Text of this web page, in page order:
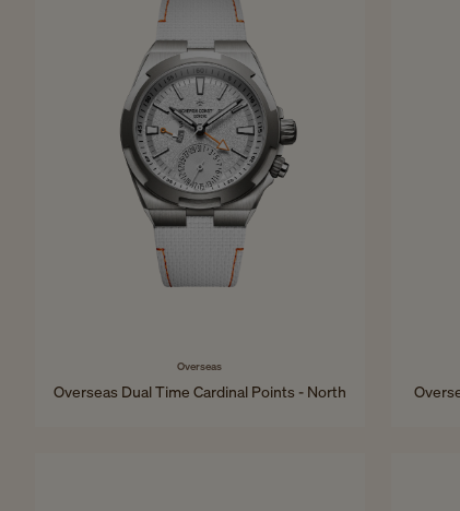
Overseas
Overseas Dual Time Cardinal Points - North